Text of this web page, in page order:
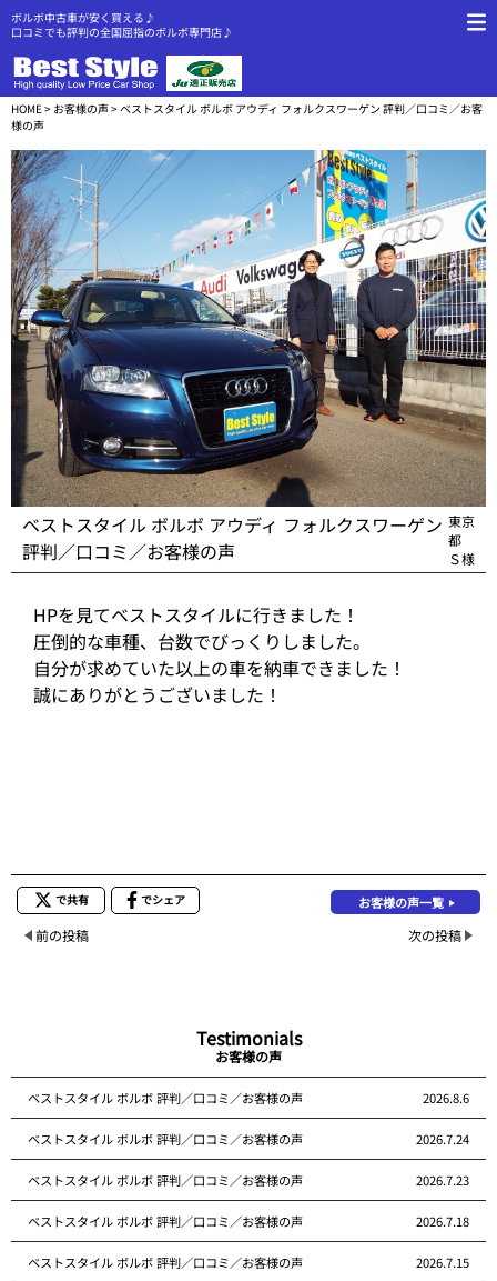
ボルボ中古車が安く買える♪
口コミでも評判の全国屈指のボルボ専門店♪
HOME> お客様の声> ベストスタイル ボルボ アウディ フォルクスワーゲン 評判／口コミ／お客
様の声
ベストスタイル ボルボ アウディ フォルクスワーゲン
評判／口コミ／お客様の声
東京
都
Ｓ様
HPを見てベストスタイルに行きました！
圧倒的な車種、台数でびっくりしました。
自分が求めていた以上の車を納車できました！
誠にありがとうございました！
で共有 でシェア お客様の声一覧
前の投稿 次の投稿
Testimonials
お客様の声
ベストスタイル ボルボ 評判／口コミ／お客様の声 2026.8.6
ベストスタイル ボルボ 評判／口コミ／お客様の声 2026.7.24
ベストスタイル ボルボ 評判／口コミ／お客様の声 2026.7.23
ベストスタイル ボルボ 評判／口コミ／お客様の声 2026.7.18
ベストスタイル ボルボ 評判／口コミ／お客様の声 2026.7.15